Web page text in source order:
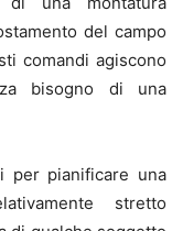
del campo
comandi agiscono
bisogno di una
per pianificare una
stretto